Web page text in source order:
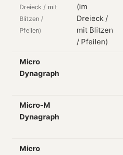
Dreieck / mit
Blitzen /
Pfeilen)
Micro
Dynagraph
Micro-M
Dynagraph
Micro